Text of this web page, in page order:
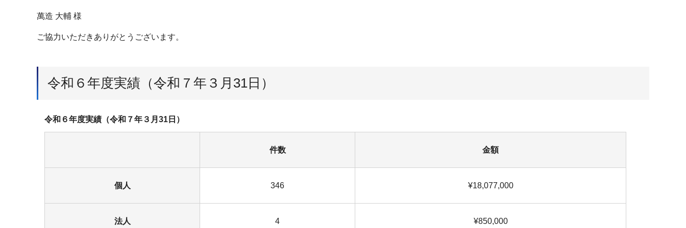
萬造 大輔 様
ご協力いただきありがとうございます。
令和６年度実績（令和７年３月31日）
令和６年度実績（令和７年３月31日）
件数 金額
個人 346 ¥18,077,000
法人 4 ¥850,000